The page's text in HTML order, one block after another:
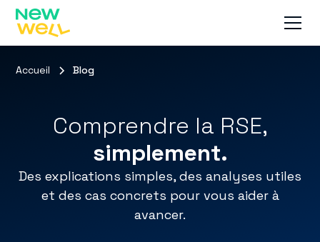
Accueil Blog
Comprendre la RSE,
simplement.
Des explications simples, des analyses utiles
et des cas concrets pour vous aider à
avancer.